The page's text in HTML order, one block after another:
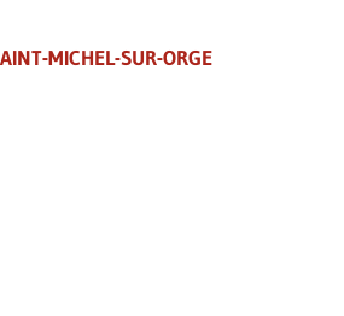
MICHEL-SUR-ORGE